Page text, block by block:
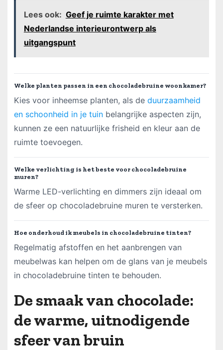
Lees ook: Geef je ruimte karakter met
Nederlandse interieurontwerp als
uitgangspunt
Welke planten passen in een chocoladebruine woonkamer?
Kies voor inheemse planten, als de duurzaamheid
en schoonheid in je tuinbelangrijke aspecten zijn,
kunnen ze een natuurlijke frisheid en kleur aan de
ruimte toevoegen.
Welke verlichting is het beste voor chocoladebruine
muren?
Warme LED-verlichting en dimmers zijn ideaal om
de sfeer op chocoladebruine muren te versterken.
Hoe onderhoud ik meubels in chocoladebruine tinten?
Regelmatig afstoffen en het aanbrengen van
meubelwas kan helpen om de glans van je meubels
in chocoladebruine tinten te behouden.
De smaak van chocolade:
de warme, uitnodigende
sfeer van bruin